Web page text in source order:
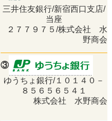
三井住友銀行/新宿西口支店/
当座
２７７９７５/株式会社 水
野商会
③
ゆうちょ銀行/１０１４０－
８５６５６５４１
株式会社 水野商会